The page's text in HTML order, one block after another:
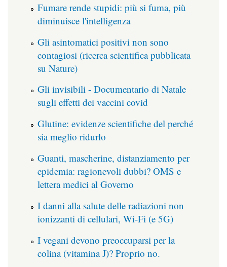
Fumare rende stupidi: più si fuma, più
diminuisce l'intelligenza
Gli asintomatici positivi non sono
contagiosi (ricerca scientifica pubblicata
su Nature)
Gli invisibili - Documentario di Natale
sugli effetti dei vaccini covid
Glutine: evidenze scientifiche del perché
sia meglio ridurlo
Guanti, mascherine, distanziamento per
epidemia: ragionevoli dubbi? OMS e
lettera medici al Governo
I danni alla salute delle radiazioni non
ionizzanti di cellulari, Wi-Fi (e 5G)
I vegani devono preoccuparsi per la
colina (vitamina J)? Proprio no.